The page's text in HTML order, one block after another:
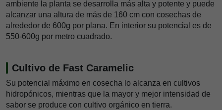
ambiente la planta se desarrolla más alta y potente y puede
alcanzar una altura de más de 160 cm con cosechas de
alrededor de 600g por plana. En interior su potencial es de
550-600g por metro cuadrado.
Cultivo de Fast Caramelic
Su potencial máximo en cosecha lo alcanza en cultivos
hidropónicos, mientras que la mayor y mejor intensidad de
sabor se produce con cultivo orgánico en tierra.